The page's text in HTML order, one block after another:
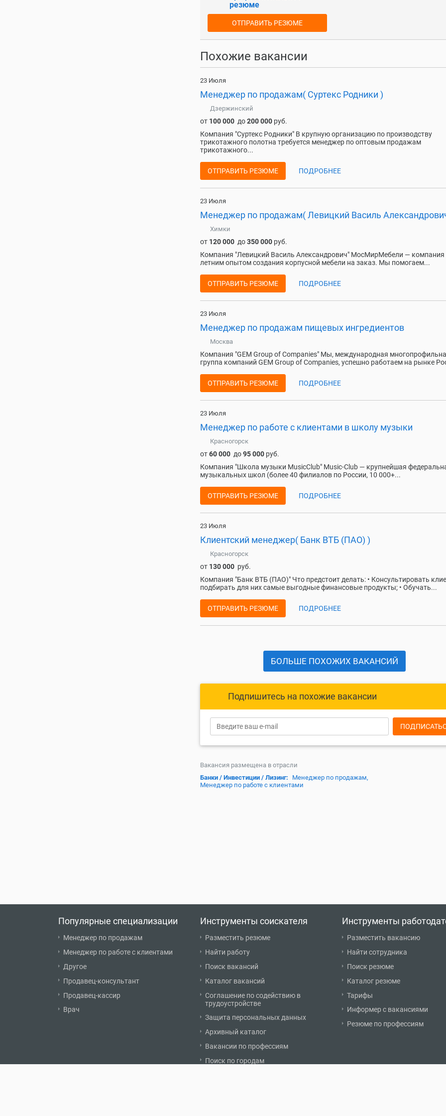
резюме
ОТПРАВИТЬ РЕЗЮМЕ
Похожие вакансии
23 Июля
Менеджер по продажам( Суртекс Родники )
Дзержинский
от 100 000 до200 000 руб.
Компания "Суртекс Родники" В крупную организацию по производству
трикотажного полотна требуется менеджер по оптовым продажам
трикотажного...
ОТПРАВИТЬ РЕЗЮМЕ ПОДРОБНЕЕ
23 Июля
Менеджер по продажам( Левицкий Василь
Химки
от 120 000 до350 000 руб.
Компания "Левицкий Василь Александрович" МосМирМебели — компания
летним опытом создания корпусной мебели на заказ. Мы помогаем...
ОТПРАВИТЬ РЕЗЮМЕ ПОДРОБНЕЕ
23 Июля
Менеджер по продажам пищевых ингредиентов
Москва
Компания "GEM Group of Companies" Мы, международная
группа компаний GEM Group of Companies, успешно работаем на рынке
ОТПРАВИТЬ РЕЗЮМЕ ПОДРОБНЕЕ
23 Июля
Менеджер по работе с клиентами в школу музыки
Красногорск
от60 000 до95 000 руб.
Компания "Школа музыки MusicClub" Music-Club — крупнейшая
музыкальных школ (более 40 филиалов по России, 10 000+...
ОТПРАВИТЬ РЕЗЮМЕ ПОДРОБНЕЕ
23 Июля
Клиентский менеджер( Банк ВТБ (ПАО) )
Красногорск
от 130 000 руб.
Компания "Банк ВТБ (ПАО)" Что предстоит делать: • Консультировать
подбирать для них самые выгодные финансовые продукты; • Обучать...
ОТПРАВИТЬ РЕЗЮМЕ ПОДРОБНЕЕ
БОЛЬШЕ ПОХОЖИХ ВАКАНСИЙ
Подпишитесь на похожие вакансии
Вакансия размещена в отрасли
Банки / Инвестиции / Лизинг:
Менеджер по продажам,
Менеджер по работе с клиентами
Популярные специализации
Менеджер по продажам
Менеджер по работе с клиентами
Другое
Продавец-консультант
Продавец-кассир
Врач
Инструменты соискателя
Разместить резюме
Найти работу
Поиск вакансий
Каталог вакансий
Соглашение по содействию в
трудоустройстве
Защита персональных данных
Архивный каталог
Вакансии по профессиям
Поиск по городам
Инструменты
Разместить вакансию
Найти сотрудника
Поиск резюме
Каталог резюме
Тарифы
Информер с вакансиями
Резюме по профессиям